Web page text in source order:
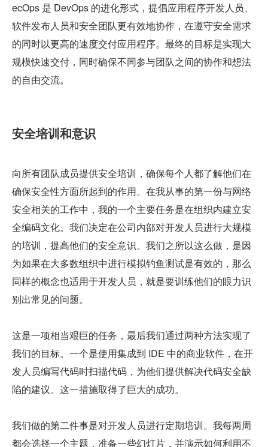
ecOps 是 DevOps 的进化形式，提倡应用程序开发人员、
软件发布人员和安全团队更有效地协作，在遵守安全需求
的同时以更高的速度交付应用程序。最终的目标是实现大
规模快速交付，同时确保不同参与团队之间的协作和想法
的自由交流。
安全培训和意识
向所有团队成员提供安全培训，确保每个人都了解他们在
确保安全性方面所起到的作用。在我从事的第一份与网络
安全相关的工作中，我的一个主要任务是在组织内建立安
全编码文化。我们决定在公司内部对开发人员进行大规模
的培训，提高他们的安全意识。我们之所以这么做，是因
为如果在大多数组织中进行模拟钓鱼测试是有效的，那么
同样的概念也适用于开发人员，就是要训练他们的眼力识
别出常见的问题。
这是一项相当艰巨的任务，最后我们通过两种方法实现了
我们的目标。一个是使用集成到 IDE 中的商业软件，在开
发人员编写代码时扫描代码，为他们提供解决代码安全缺
陷的建议。这一措施取得了巨大的成功。
我们做的第二件事是对开发人员进行定期培训。我每两周
都会选择一个主题，准备一些幻灯片，并演示如何利用不